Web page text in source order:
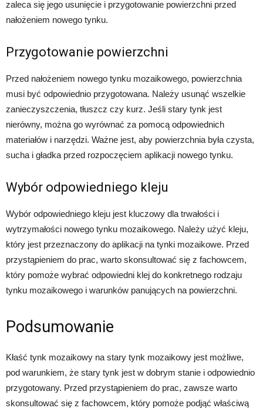
zaleca się jego usunięcie i przygotowanie powierzchni przed
nałożeniem nowego tynku.
Przygotowanie powierzchni
Przed nałożeniem nowego tynku mozaikowego, powierzchnia
musi być odpowiednio przygotowana. Należy usunąć wszelkie
zanieczyszczenia, tłuszcz czy kurz. Jeśli stary tynk jest
nierówny, można go wyrównać za pomocą odpowiednich
materiałów i narzędzi. Ważne jest, aby powierzchnia była czysta,
sucha i gładka przed rozpoczęciem aplikacji nowego tynku.
Wybór odpowiedniego kleju
Wybór odpowiedniego kleju jest kluczowy dla trwałości i
wytrzymałości nowego tynku mozaikowego. Należy użyć kleju,
który jest przeznaczony do aplikacji na tynki mozaikowe. Przed
przystąpieniem do prac, warto skonsultować się z fachowcem,
który pomoże wybrać odpowiedni klej do konkretnego rodzaju
tynku mozaikowego i warunków panujących na powierzchni.
Podsumowanie
Kłaść tynk mozaikowy na stary tynk mozaikowy jest możliwe,
pod warunkiem, że stary tynk jest w dobrym stanie i odpowiednio
przygotowany. Przed przystąpieniem do prac, zawsze warto
skonsultować się z fachowcem, który pomoże podjąć właściwą